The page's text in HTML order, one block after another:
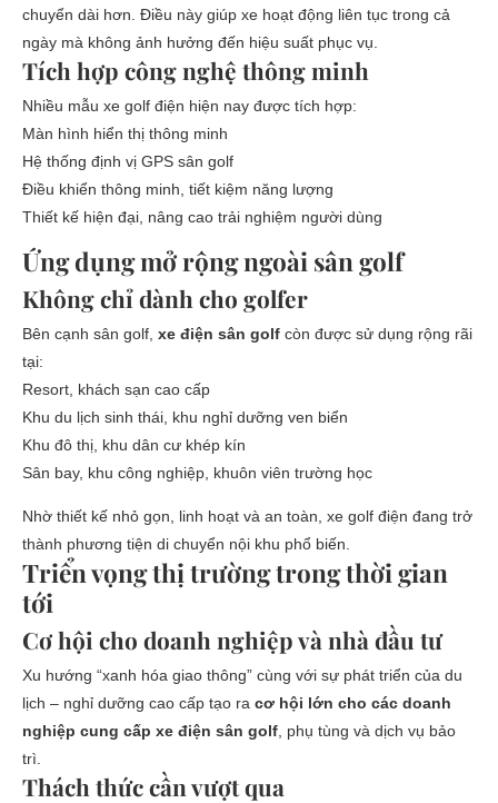
chuyển dài hơn. Điều này giúp xe hoạt động liên tục trong cả
ngày mà không ảnh hưởng đến hiệu suất phục vụ.
Tích hợp công nghệ thông minh
Nhiều mẫu xe golf điện hiện nay được tích hợp:
Màn hình hiển thị thông minh
Hệ thống định vị GPS sân golf
Điều khiển thông minh, tiết kiệm năng lượng
Thiết kế hiện đại, nâng cao trải nghiệm người dùng
Ứng dụng mở rộng ngoài sân golf
Không chỉ dành cho golfer
Bên cạnh sân golf, xe điện sân golf còn được sử dụng rộng rãi
tại:
Resort, khách sạn cao cấp
Khu du lịch sinh thái, khu nghỉ dưỡng ven biển
Khu đô thị, khu dân cư khép kín
Sân bay, khu công nghiệp, khuôn viên trường học
Nhờ thiết kế nhỏ gọn, linh hoạt và an toàn, xe golf điện đang trở
thành phương tiện di chuyển nội khu phổ biến.
Triển vọng thị trường trong thời gian
tới
Cơ hội cho doanh nghiệp và nhà đầu tư
Xu hướng “xanh hóa giao thông” cùng với sự phát triển của du
lịch – nghỉ dưỡng cao cấp tạo ra cơ hội lớn cho các doanh
nghiệp cung cấp xe điện sân golf , phụ tùng và dịch vụ bảo
trì.
Thách thức cần vượt qua